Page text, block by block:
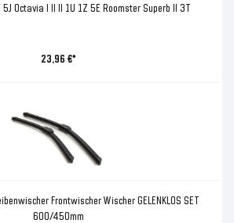
Octavia I II II 1U 1Z 5E Roomster Superb II 3T
23,96 €*
Frontwischer Wischer GELENKLOS SET
600/450mm